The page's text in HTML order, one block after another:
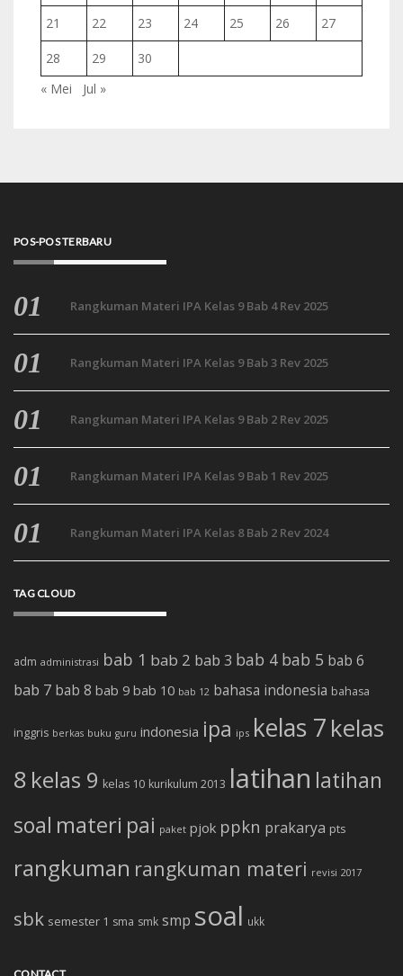
21 22 23 24 25 26 27
28 29
30
« Mei
Jul »
POS-POS TERBARU
Rangkuman Materi IPA Kelas 9 Bab 4 Rev 2025
Rangkuman Materi IPA Kelas 9 Bab 3 Rev 2025
Rangkuman Materi IPA Kelas 9 Bab 2 Rev 2025
Rangkuman Materi IPA Kelas 9 Bab 1 Rev 2025
Rangkuman Materi IPA Kelas 8 Bab 2 Rev 2024
TAG CLOUD
adm administrasi bab 1 bab 2 bab 3 bab 4 bab 5 bab 6
bab 7 bab 8 bab 9 bab 10 bab 12 bahasa indonesia bahasa
inggris berkas buku guru indonesia ipa ips kelas 7kelas
8 kelas 9 kelas 10 kurikulum 2013 latihan latihan
soal materi pai paket pjok ppkn prakarya pts
rangkuman rangkuman materi revisi 2017
sbk semester 1 sma smk smp soal ukk
CONTACT